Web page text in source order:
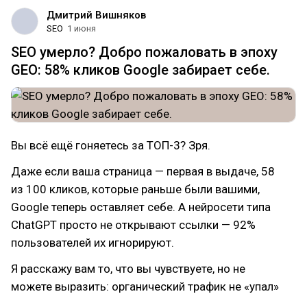
Дмитрий Вишняков
SEO 1 июня
SEO умерло? Добро пожаловать в эпоху
GEO: 58% кликов Google забирает себе.
Вы всё ещё гоняетесь за ТОП-3? Зря.
Даже если ваша страница — первая в выдаче, 58
из 100 кликов, которые раньше были вашими,
Google теперь оставляет себе. А нейросети типа
ChatGPT просто не открывают ссылки — 92%
пользователей их игнорируют.
Я расскажу вам то, что вы чувствуете, но не
можете выразить: органический трафик не «упал»